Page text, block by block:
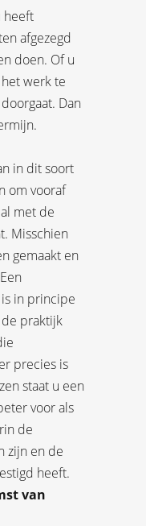
heeft
afgezegd
doen. Of u
werk te
Dan
in dit soort
om vooraf
met de
Misschien
gemaakt en
in principe
praktijk
precies is
staat u een
voor als
de
zijn en de
heeft.
van